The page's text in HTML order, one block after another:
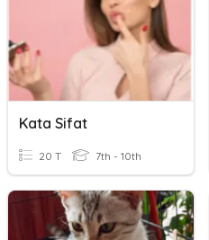
Kata Sifat
20 T 7th - 10th